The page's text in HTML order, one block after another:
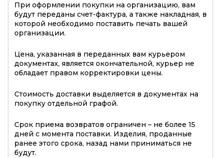
При оформлении покупки на организацию, вам
будут переданы счет-фактура, а также накладная, в
которой необходимо поставить печать вашей
организации.
Цена, указанная в переданных вам курьером
документах, является окончательной, курьер не
обладает правом корректировки цены.
Стоимость доставки выделяется в документах на
покупку отдельной графой.
Срок приема возвратов ограничен – не более 15
дней с момента поставки. Изделия, проданные
ранее этого срока, назад нами приниматься не
будут.